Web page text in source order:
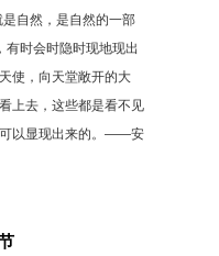
自然，是自然的一部
有时会时隐时现地现出
使，向天堂敞开的大
上去，这些都是看不见
可以显现出来的。——安